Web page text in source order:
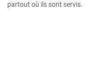
partout où ils sont servis.